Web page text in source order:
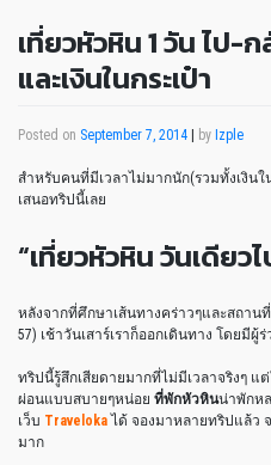
เที่ยวหัวหิน 1 วัน ไป-
และเงินในกระเป๋า
Posted on September 7, 2014 by Izple
สำหรับคนที่มีเวลาไม่มากนัก(รวมทั้งเงินใ
เสนอทริปนี้เลย
“เที่ยวหัวหิน วันเดียว
หลังจากที่ศึกษาเส้นทางคร่าวๆและสถาน
57) เช้าวันเสาร์เราก็ออกเดินทาง โดยมี
ทริปนี้รู้สึกเสียดายมากที่ไม่มีเวลาจริงๆ แ
ผ่อนแบบสบายๆหน่อย ที่พักหัวหินน่าพักห
เว็บ Traveloka ได้ จองมาหลายทริปแล้ว
มาก